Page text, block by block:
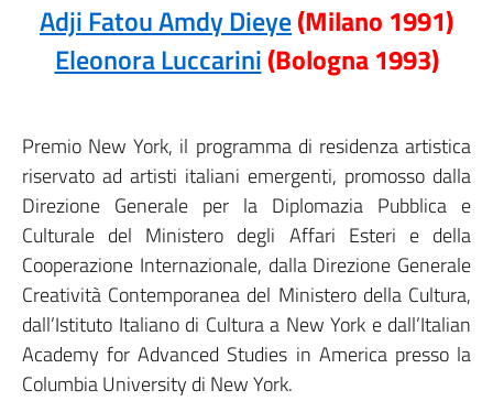
Adji Fatou Amdy Dieye(Milano 1991)
Eleonora Luccarini(Bologna 1993)
Premio New York, il programma di residenza artistica
riservato ad artisti italiani emergenti, promosso dalla
Direzione Generale per la Diplomazia Pubblica e
Culturale del Ministero degli Affari Esteri e della
Cooperazione Internazionale, dalla Direzione Generale
Creatività Contemporanea del Ministero della Cultura,
dall’Istituto Italiano di Cultura a New York e dall’Italian
Academy for Advanced Studies in America presso la
Columbia University di New York.